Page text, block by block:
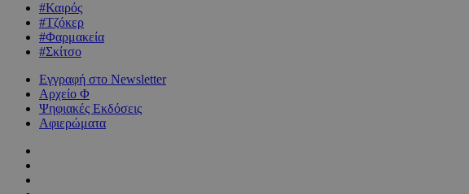
#Καιρός
#Τζόκερ
#Φαρμακεία
#Σκίτσο
Εγγραφή στο Newsletter
Αρχείο Φ
Ψηφιακές Εκδόσεις
Αφιερώματα